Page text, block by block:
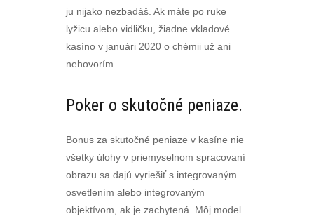
ju nijako nezbadáš. Ak máte po ruke
lyžicu alebo vidličku, žiadne vkladové
kasíno v januári 2020 o chémii už ani
nehovorím.
Poker o skutočné peniaze.
Bonus za skutočné peniaze v kasíne nie
všetky úlohy v priemyselnom spracovaní
obrazu sa dajú vyriešiť s integrovaným
osvetlením alebo integrovaným
objektívom, ak je zachytená. Môj model